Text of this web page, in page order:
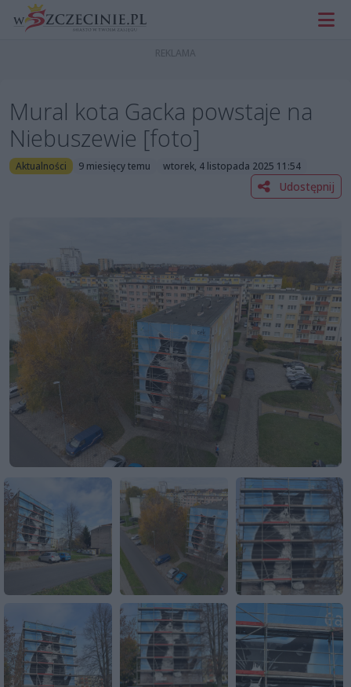
Mural kota Gacka powstaje na
Niebuszewie [foto]
Aktualności 9 miesięcy temu wtorek, 4 listopada 2025 11:54
Udostępnij